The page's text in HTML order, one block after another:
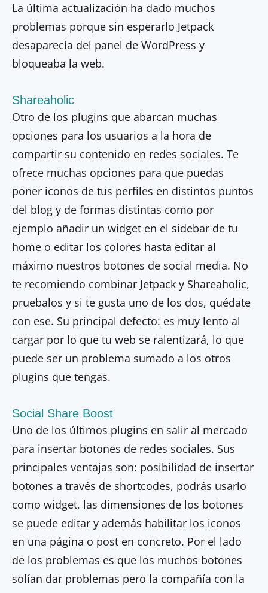
La última actualización ha dado muchos
problemas porque sin esperarlo Jetpack
desaparecía del panel de WordPress y
bloqueaba la web.
Shareaholic
Otro de los plugins que abarcan muchas
opciones para los usuarios a la hora de
compartir su contenido en redes sociales. Te
ofrece muchas opciones para que puedas
poner iconos de tus perfiles en distintos puntos
del blog y de formas distintas como por
ejemplo añadir un widget en el sidebar de tu
home o editar los colores hasta editar al
máximo nuestros botones de social media. No
te recomiendo combinar Jetpack y Shareaholic,
pruebalos y si te gusta uno de los dos, quédate
con ese. Su principal defecto: es muy lento al
cargar por lo que tu web se ralentizará, lo que
puede ser un problema sumado a los otros
plugins que tengas.
Social Share Boost
Uno de los últimos plugins en salir al mercado
para insertar botones de redes sociales. Sus
principales ventajas son: posibilidad de insertar
botones a través de shortcodes, podrás usarlo
como widget, las dimensiones de los botones
se puede editar y además habilitar los iconos
en una página o post en concreto. Por el lado
de los problemas es que los muchos botones
solían dar problemas pero la compañía con la